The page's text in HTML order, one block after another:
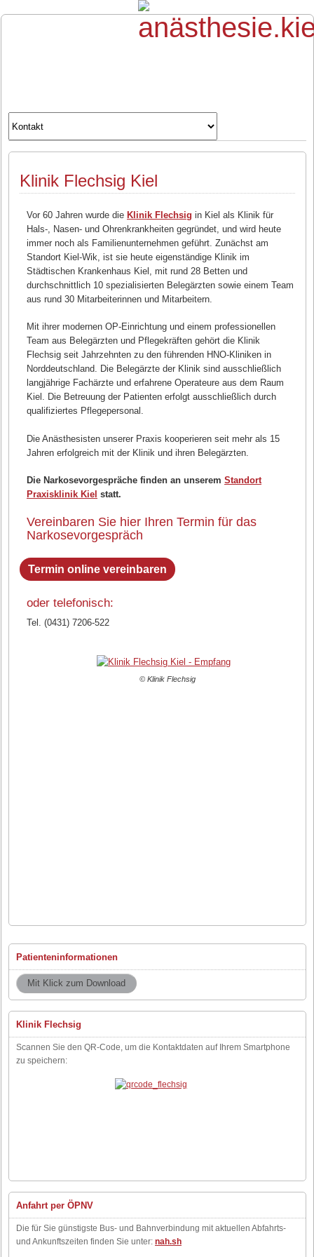
Klinik Flechsig Kiel
Vor 60 Jahren wurde die Klinik Flechsig in Kiel als Klinik für
Hals-, Nasen- und Ohrenkrankheiten gegründet, und wird heute
immer noch als Familienunternehmen geführt. Zunächst am
Standort Kiel-Wik, ist sie heute eigenständige Klinik im
Städtischen Krankenhaus Kiel, mit rund 28 Betten und
durchschnittlich 10 spezialisierten Belegärzten sowie einem Team
aus rund 30 Mitarbeiterinnen und Mitarbeitern.
Mit ihrer modernen OP-Einrichtung und einem professionellen
Team aus Belegärzten und Pflegekräften gehört die Klinik
Flechsig seit Jahrzehnten zu den führenden HNO-Kliniken in
Norddeutschland. Die Belegärzte der Klinik sind ausschließlich
langjährige Fachärzte und erfahrene Operateure aus dem Raum
Kiel. Die Betreuung der Patienten erfolgt ausschließlich durch
qualifiziertes Pflegepersonal.
Die Anästhesisten unserer Praxis kooperieren seit mehr als 15
Jahren erfolgreich mit der Klinik und ihren Belegärzten.
Die Narkosevorgespräche finden an unserem Standort
Praxisklinik Kiel statt.
Vereinbaren Sie hier Ihren Termin für das
Narkosevorgespräch
Termin online vereinbaren
oder telefonisch:
Tel. (0431) 7206-522
© Klinik Flechsig
Patienteninformationen
Klinik Flechsig
Scannen Sie den QR-Code, um die Kontaktdaten auf Ihrem Smartphone
zu speichern:
Anfahrt per ÖPNV
Die für Sie günstigste Bus- und Bahnverbindung mit aktuellen Abfahrts-
und Ankunftszeiten finden Sie unter: nah.sh